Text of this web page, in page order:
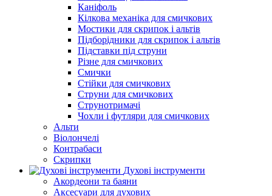
Каніфоль
Кілкова механіка для смичкових
Мостики для скрипок і альтів
Підборiдники для скрипок і альтів
Підставки під струни
Різне для смичкових
Смички
Стійки для смичкових
Струни для смичкових
Струнотримачі
Чохли і футляри для смичкових
Альти
Віолончелі
Контрабаси
Скрипки
Духові інструменти
Акордеони та баяни
Аксесуари для духових